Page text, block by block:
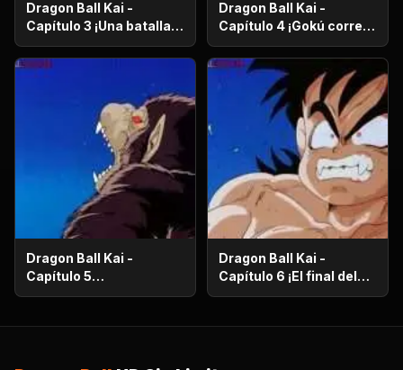
Dragon Ball Kai -
Capítulo 3 ¡Una batalla
de vida o muerte! ¡El
ataque desesperado de
Dragon Ball Kai -
Capítulo 4 ¡Gokú corre
en el más allá! ¡El
camino de la serpiente
de un millón de
kilómetros!
Dragon Ball Kai -
Capítulo 5
¡Supervivencia en el
luna llena despierta a
Dragon Ball Kai -
Capítulo 6 ¡El final del
camino de la serpiente!
Kaio-Sama!